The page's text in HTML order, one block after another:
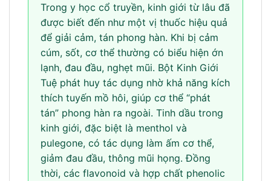
Trong y học cổ truyền, kinh giới từ lâu đã
được biết đến như một vị thuốc hiệu quả
để giải cảm, tán phong hàn. Khi bị cảm
cúm, sốt, cơ thể thường có biểu hiện ớn
lạnh, đau đầu, nghẹt mũi. Bột Kinh Giới
Tuệ phát huy tác dụng nhờ khả năng kích
thích tuyến mồ hôi, giúp cơ thể “phát
tán” phong hàn ra ngoài. Tinh dầu trong
kinh giới, đặc biệt là menthol và
pulegone, có tác dụng làm ấm cơ thể,
giảm đau đầu, thông mũi họng. Đồng
thời, các flavonoid và hợp chất phenolic